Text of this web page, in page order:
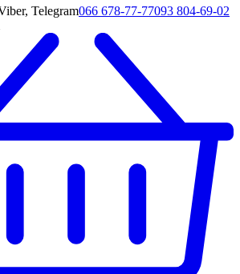
Telegram066 678-77-77093 804-69-02